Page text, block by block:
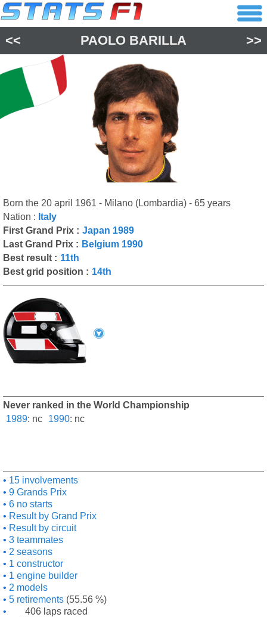
<< PAOLO BARILLA >>
Born the 20 april 1961 - Milano (Lombardia) - 65 years
Nation : Italy
First Grand Prix : Japan 1989
Last Grand Prix : Belgium 1990
Best result : 11th
Best grid position : 14th
Never ranked in the World Championship
1989: nc 1990: nc
15 involvements
9 Grands Prix
6 no starts
Result by Grand Prix
Result by circuit
3 teammates
2 seasons
1 constructor
1 engine builder
2 models
5 retirements (55.56 %)
406 laps raced